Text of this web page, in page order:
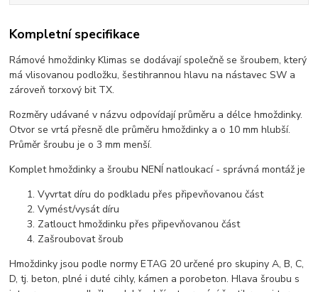
Kompletní specifikace
Rámové hmoždinky Klimas se dodávají společně se šroubem, který
má vlisovanou podložku, šestihrannou hlavu na nástavec SW a
zároveň torxový bit TX.
Rozměry udávané v názvu odpovídají průměru a délce hmoždinky.
Otvor se vrtá přesně dle průměru hmoždinky a o 10 mm hlubší.
Průměr šroubu je o 3 mm menší.
Komplet hmoždinky a šroubu NENÍ natloukací - správná montáž je
Vyvrtat díru do podkladu přes připevňovanou část
Vymést/vysát díru
Zatlouct hmoždinku přes připevňovanou část
Zašroubovat šroub
Hmoždinky jsou podle normy ETAG 20 určené pro skupiny A, B, C,
D, tj. beton, plné i duté cihly, kámen a porobeton. Hlava šroubu s